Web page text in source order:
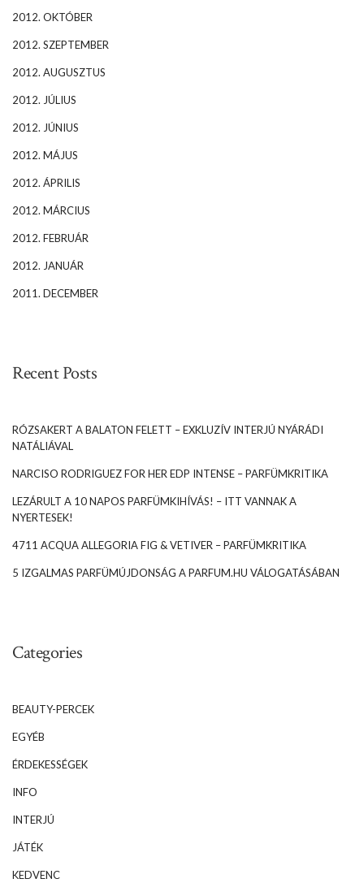
2012. OKTÓBER
2012. SZEPTEMBER
2012. AUGUSZTUS
2012. JÚLIUS
2012. JÚNIUS
2012. MÁJUS
2012. ÁPRILIS
2012. MÁRCIUS
2012. FEBRUÁR
2012. JANUÁR
2011. DECEMBER
Recent Posts
RÓZSAKERT A BALATON FELETT – EXKLUZÍV INTERJÚ NYÁRÁDI
NATÁLIÁVAL
NARCISO RODRIGUEZ FOR HER EDP INTENSE – PARFÜMKRITIKA
LEZÁRULT A 10 NAPOS PARFÜMKIHÍVÁS! – ITT VANNAK A
NYERTESEK!
4711 ACQUA ALLEGORIA FIG & VETIVER – PARFÜMKRITIKA
5 IZGALMAS PARFÜMÚJDONSÁG A PARFUM.HU VÁLOGATÁSÁBAN
Categories
BEAUTY-PERCEK
EGYÉB
ÉRDEKESSÉGEK
INFO
INTERJÚ
JÁTÉK
KEDVENC